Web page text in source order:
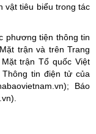
vật tiêu biểu trong tác
phương tiện thông tin
trận và trên Trang
trận Tổ quốc Việt
Thông tin điện tử của
Báo